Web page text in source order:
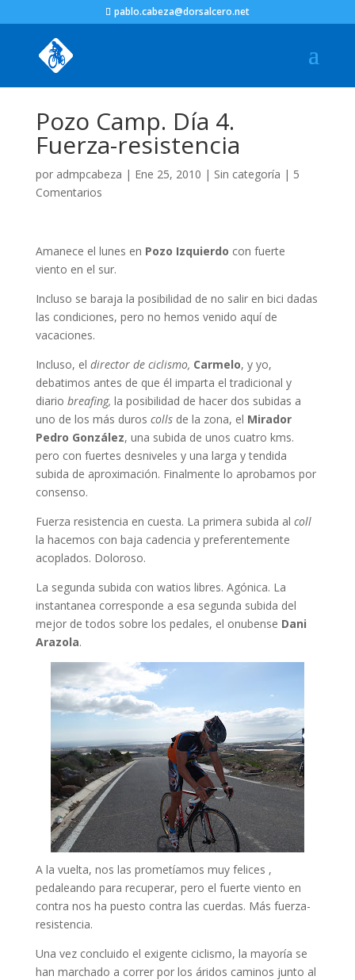
pablo.cabeza@dorsalcero.net
Pozo Camp. Día 4.
Fuerza-resistencia
por admpcabeza | Ene 25, 2010 | Sin categoría | 5
Comentarios
Amanece el lunes en Pozo Izquierdo con fuerte
viento en el sur.
Incluso se baraja la posibilidad de no salir en bici dadas
las condiciones, pero no hemos venido aquí de
vacaciones.
Incluso, el director de ciclismo, Carmelo, y yo,
debatimos antes de que él imparta el tradicional y
diario breafing, la posibilidad de hacer dos subidas a
uno de los más duros collsde la zona, el Mirador
Pedro González, una subida de unos cuatro kms.
pero con fuertes desniveles y una larga y tendida
subida de aproximación. Finalmente lo aprobamos por
consenso.
Fuerza resistencia en cuesta. La primera subida al coll
la hacemos con baja cadencia y preferentemente
acoplados. Doloroso.
La segunda subida con watios libres. Agónica. La
instantanea corresponde a esa segunda subida del
mejor de todos sobre los pedales, el onubense Dani
Arazola.
A la vuelta, nos las prometíamos muy felices ,
pedaleando para recuperar, pero el fuerte viento en
contra nos ha puesto contra las cuerdas. Más fuerza-
resistencia.
Una vez concluido el exigente ciclismo, la mayoría se
han marchado a correr por los áridos caminos junto al